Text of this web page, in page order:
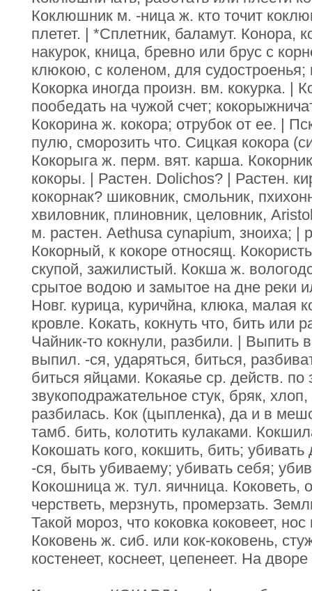
Коклюшник м. -ница ж. кто точит
плетет. | *Сплетник, баламут. Конора,
накурок, кница, бревно или брус с
клюкою, с коленом, для
Кокорка иногда произн. вм. кокурка. |
пообедать на чужой счет;
Кокорина ж. кокора; отрубок от ее. |
пулю, сморозить что. Сицкая кокора
Кокорыга ж. перм. вят. карша.
кокоры. | Растен. Dolichos? | Растен.
кокорнак? шиковник, смольник,
хвиловник, плиновник, целовник,
м. растен. Аеthusa cynapium, зноиха; |
Кокорный, к кокоре относящ.
скупой, зажилистый. Кокша ж.
срытое водою и замытое на дне реки
Новг. курица, куричйна, клюка, малая
кровле. Кокать, кокнуть что, бить или
Чайник-то кокнули, разбили. | Выпить
выпил. -ся, ударяться, биться,
биться яйцами. Кокаяье ср. действ. по
звукоподражательное стук, бряк,
разбилась. Кок (цыпленка), да и в
тамб. бить, колотить кулаками.
Кокошать кого, кокшить, бить;
-ся, быть убиваему; убивать себя;
Кокошница ж. тул. яичница. Коковеть,
черстветь, мерзнуть, промерзать.
Такой мороз, что коковка коковеет,
Коковень ж. сиб. или кок-коковень,
костенеет, коснеет, цепенеет. На